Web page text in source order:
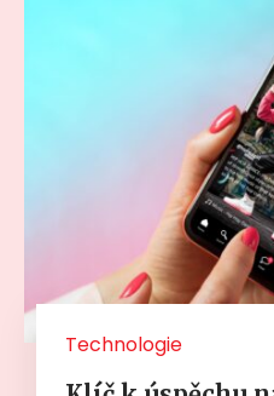
Technologie